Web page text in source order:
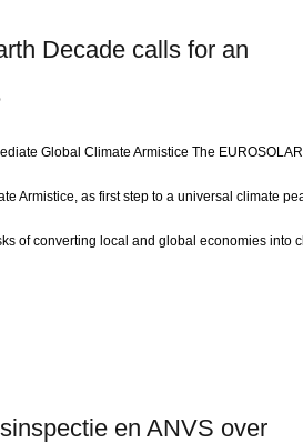
Decade calls for an
Global Climate Armistice The EUROSOLAR
Armistice, as first step to a universal climate
of converting local and global economies into
en ANVS over